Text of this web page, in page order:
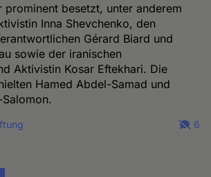
prominent besetzt, unter anderem
Inna Shevchenko, den
Gérard Biard und
sowie der iranischen
Aktivistin Kosar Eftekhari. Die
Hamed Abdel-Samad und
6